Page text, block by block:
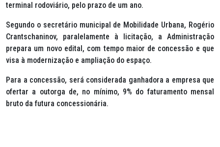
terminal rodoviário, pelo prazo de um ano.
Segundo o secretário municipal de Mobilidade Urbana, Rogério
Crantschaninov, paralelamente à licitação, a Administração
prepara um novo edital, com tempo maior de concessão e que
visa à modernização e ampliação do espaço.
Para a concessão, será considerada ganhadora a empresa que
ofertar a outorga de, no mínimo, 9% do faturamento mensal
bruto da futura concessionária.